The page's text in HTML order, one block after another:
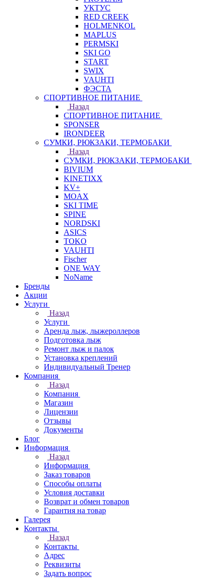
УКТУС
RED CREEK
HOLMENKOL
MAPLUS
PERMSKI
SKI GO
START
SWIX
VAUHTI
ФЭСТА
СПОРТИВНОЕ ПИТАНИЕ
Назад
СПОРТИВНОЕ ПИТАНИЕ
SPONSER
IRONDEER
СУМКИ, РЮКЗАКИ, ТЕРМОБАКИ
Назад
СУМКИ, РЮКЗАКИ, ТЕРМОБАКИ
BIVIUM
KINETIXX
KV+
MOAX
SKI TIME
SPINE
NORDSKI
ASICS
TOKO
VAUHTI
Fischer
ONE WAY
NoName
Бренды
Акции
Услуги
Назад
Услуги
Аренда лыж, лыжероллеров
Подготовка лыж
Ремонт лыж и палок
Установка креплений
Индивидуальный Тренер
Компания
Назад
Компания
Магазин
Лицензии
Отзывы
Документы
Блог
Информация
Назад
Информация
Заказ товаров
Способы оплаты
Условия доставки
Возврат и обмен товаров
Гарантия на товар
Галерея
Контакты
Назад
Контакты
Адрес
Реквизиты
Задать вопрос